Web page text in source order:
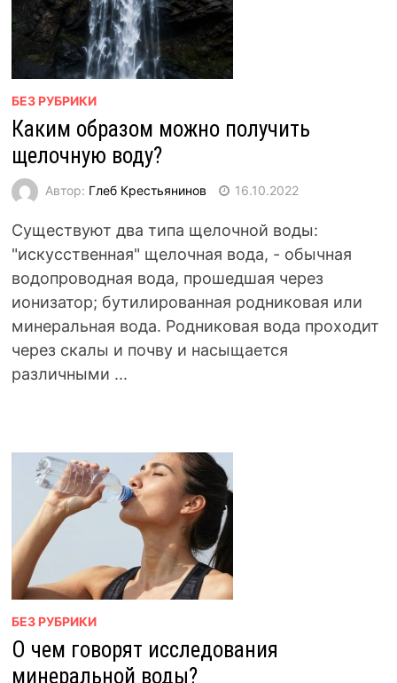
БЕЗ РУБРИКИ
Каким образом можно получить
щелочную воду?
Автор: Глеб Крестьянинов 16.10.2022
Существуют два типа щелочной воды:
"искусственная" щелочная вода, - обычная
водопроводная вода, прошедшая через
ионизатор; бутилированная родниковая или
минеральная вода. Родниковая вода проходит
через скалы и почву и насыщается
различными ...
БЕЗ РУБРИКИ
О чем говорят исследования
минеральной воды?